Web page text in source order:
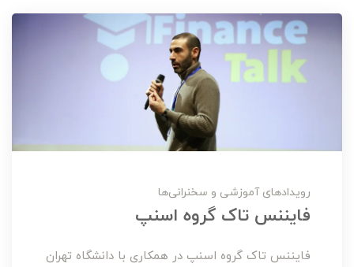
رویدادهای آموزشی و سخنرانی‌ها
فایننس تاک گروه اسنپ
فایننس تاک گروه اسنپ در همکاری با دانشگاه تهران